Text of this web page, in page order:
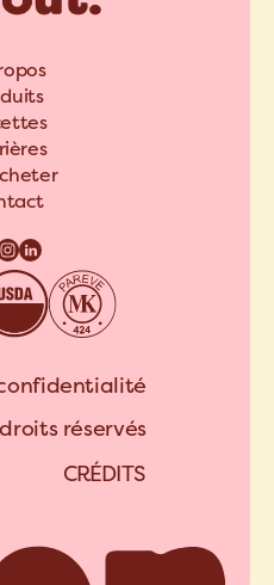
réservés
CRÉDITS